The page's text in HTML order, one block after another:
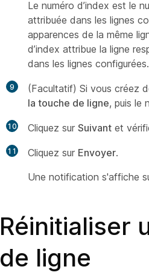
Le numéro d’index est le
attribuée dans les lignes
apparences de la même
d’index attribue la ligne
dans les lignes configurées.
9 (Facultatif) Si vous créez
la touche de ligne, puis le
10 Cliquez sur Suivant et
11 Cliquez sur Envoyer.
Une notification s'affiche
Réinitialiser
de ligne